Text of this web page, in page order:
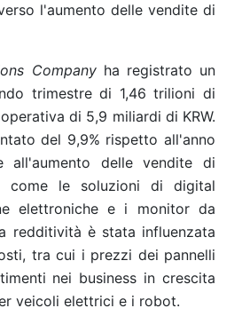
l'aumento delle vendite di
Companyha registrato un
trimestre di 1,46 trilioni di
di 5,9 miliardi di KRW.
del 9,9% rispetto all'anno
all'aumento delle vendite di
come le soluzioni di digital
elettroniche e i monitor da
redditività è stata influenzata
tra cui i prezzi dei pannelli
nei business in crescita
veicoli elettrici e i robot.